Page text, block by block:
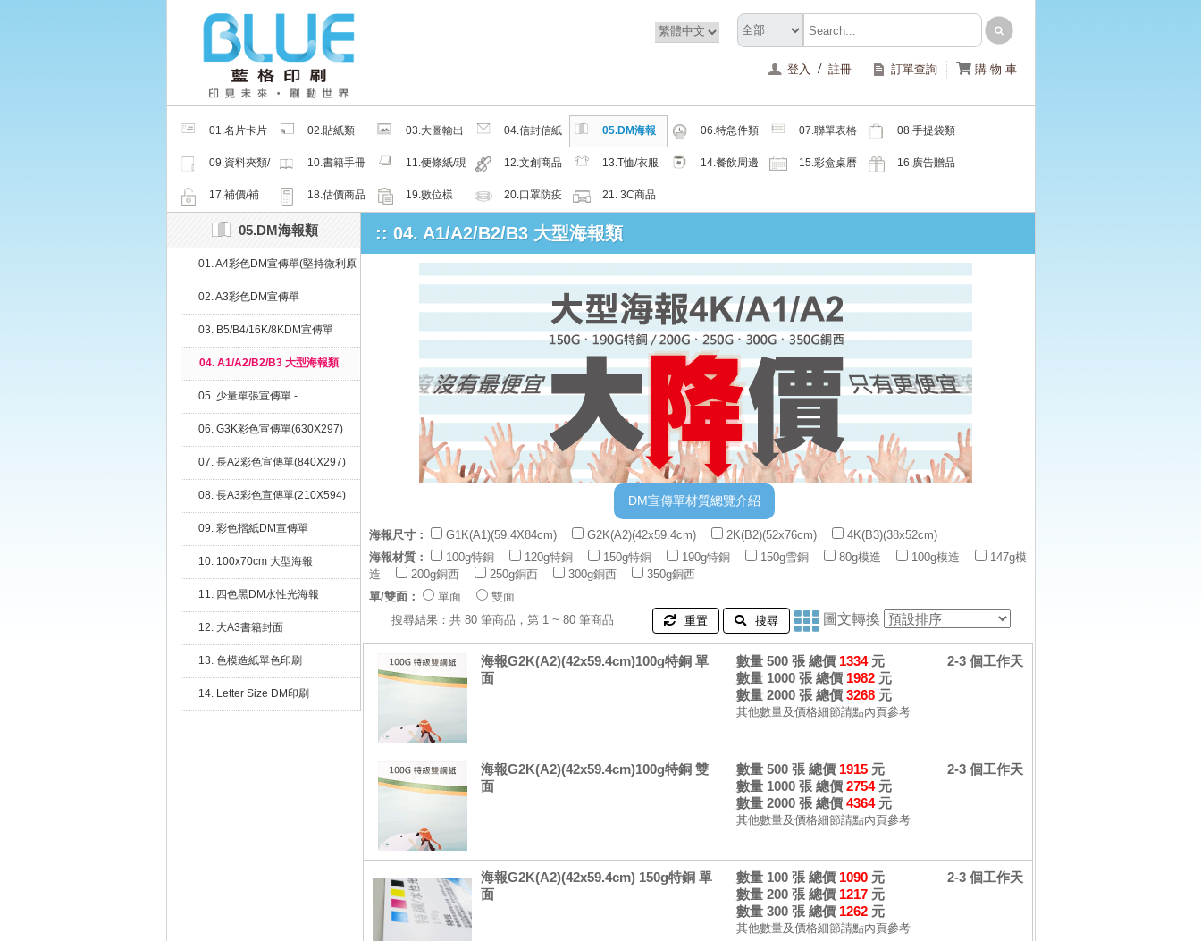
登入 / 註冊 訂單查詢 購 物 車
01.名片卡片
02.貼紙類
03.大圖輸出
04.信封信紙
05.DM海報
06.特急件類
07.聯單表格
08.手提袋類
09.資料夾類/
夾鏈密封袋
10.書籍手冊
11.便條紙/現
成品
12.文創商品
13.T恤/衣服
帽子配件類
14.餐飲周邊
15.彩盒桌曆
16.廣告贈品
17.補價/補
檔/紙樣
18.估價商品 19.數位樣
20.口罩防疫
21. 3C商品
05.DM海報類
01. A4彩色DM宣傳單(堅持微利原
02. A3彩色DM宣傳單
03. B5/B4/16K/8KDM宣傳單
04. A1/A2/B2/B3 大型海報類
05. 少量單張宣傳單 -
特B2
06. G3K彩色宣傳單(630X297)
07. 長A2彩色宣傳單(840X297)
08. 長A3彩色宣傳單(210X594)
09. 彩色摺紙DM宣傳單
10. 100x70cm 大型海報
11. 四色黑DM水性光海報
12. 大A3書籍封面
13. 色模造紙單色印刷
14. Letter Size DM印刷
:: 04. A1/A2/B2/B3 大型海報類
海報尺寸： G1K(A1)(59.4X84cm) G2K(A2)(42x59.4cm) 2K(B2)(52x76cm)
4K(B3)(38x52cm)
海報材質：
100g特銅 120g特銅 150g特銅 190g特銅 150g雪銅 80g模造 100g模造
147g模
造
200g銅西 250g銅西 300g銅西
350g銅西
單/雙面：
單面
雙面
搜尋結果：共 80 筆商品，第 1 ~ 80 筆商品
重置 搜尋 圖文轉換
海報G2K(A2)(42x59.4cm)100g特銅 單
面
數量 500 張 總價 1334元
數量 1000 張 總價 1982元
數量 2000 張 總價 3268元
其他數量及價格細節請點內頁參考
2-3 個工作天
海報G2K(A2)(42x59.4cm)100g特銅 雙
面
數量 500 張 總價 1915元
數量 1000 張 總價 2754元
數量 2000 張 總價 4364元
其他數量及價格細節請點內頁參考
2-3 個工作天
海報G2K(A2)(42x59.4cm) 150g特銅 單
面
數量 100 張 總價 1090元
數量 200 張 總價 1217元
數量 300 張 總價 1262元
其他數量及價格細節請點內頁參考
2-3 個工作天